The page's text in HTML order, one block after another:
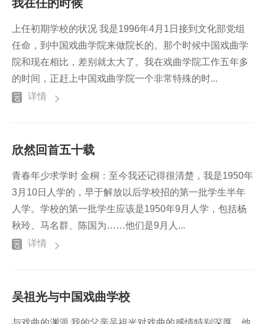
我在任的时候
上任初期学校的状况 我是1996年4月1日接到文化部党组
任命，到中国戏曲学院来做院长的。那个时候中国戏曲学
院和现在相比，差别就太大了。我在戏曲学院工作五年多
的时间，正赶上中国戏曲学院一个非常特殊的时...
详情
欣然回首五十载
青春年少求学时 金桐：至今我还记得很清楚，我是1950年
3月10日人学的，早于解放以后学校招的第一批学生半年
人学。学校的第一批学生应该是1950年9月人学，包括杨
秋玲、马名群、陈国为……他们是9月人...
详情
吴祖光与中国戏曲学校